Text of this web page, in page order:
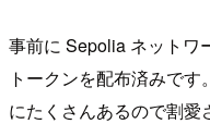
事前に Sepolia ネットワ
トークンを配布済みで
にたくさんあるので割愛